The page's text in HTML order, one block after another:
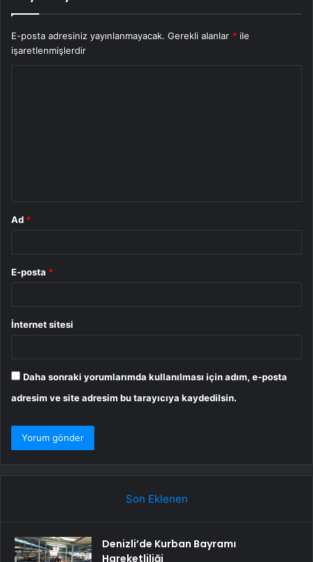
E-posta adresiniz yayınlanmayacak. Gerekli alanlar * ile
işaretlenmişlerdir
Ad *
E-posta *
İnternet sitesi
Daha sonraki yorumlarımda kullanılması için adım, e-posta
adresim ve site adresim bu tarayıcıya kaydedilsin.
Son Eklenen
Denizli’de Kurban Bayramı
Hareketliliği